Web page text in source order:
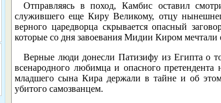
Отправляясь в поход, Камбис оставил
служившего еще Киру Великому, отцу
верного царедворца скрывается опасный
которые со дня завоевания Мидии Киром мечтали
Верные люди донесли Патизифу из Египта о
всенародного любимца и опасного
младшего сына Кира держали в тайне и об
убитого самозванцем.